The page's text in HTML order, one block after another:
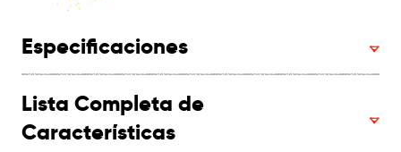
Especificaciones
Lista Completa de
Características